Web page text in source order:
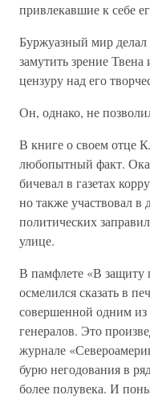
привлекавшие к себе
Буржуазный мир делал
замутить зрение
цензуру над его
Он, однако, не
В книге о своем отце
любопытный факт.
бичевал в газетах
но также участвовал в
политических
улице.
В памфлете «В защиту
осмелился сказать в
совершенной одним
генералов. Это
журнале
бурю негодования в
более полувека. И